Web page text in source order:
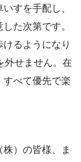
すを手配し、
た次第です。
るようになり
外せません。在
すべて優先で楽
）の皆様、ま